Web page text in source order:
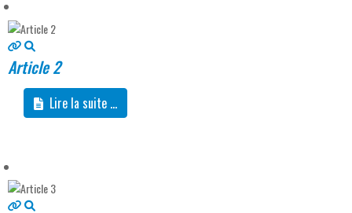
Article 2
Lire la suite ...